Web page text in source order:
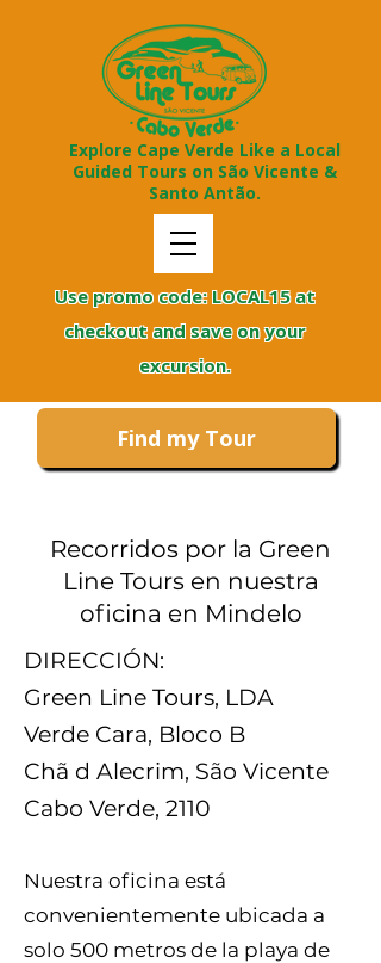
Explore Cape Verde Like a Local
Guided Tours on São Vicente &
Santo Antão.
Use promo code: LOCAL15 at
checkout and save on your
excursion.
Find my Tour
Recorridos por la Green
Line Tours en nuestra
oficina en Mindelo
DIRECCIÓN:
Green Line Tours, LDA
Verde Cara, Bloco B
Chã d Alecrim, São Vicente
Cabo Verde, 2110
Nuestra oficina está
convenientemente ubicada a
solo 500 metros de la playa de